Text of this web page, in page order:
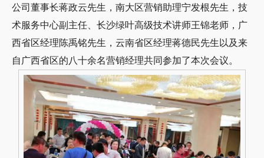
公司董事长蒋政云先生，南大区营销助理宁发根先生，技
术服务中心副主任、长沙绿叶高级技术讲师王锦老师，广
西省区经理陈禹铭先生，云南省区经理蒋德民先生以及来
自广西省区的八十余名营销经理共同参加了本次会议。